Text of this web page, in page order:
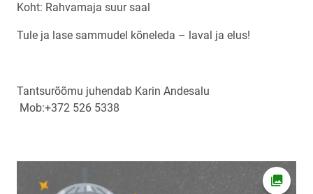
Koht: Rahvamaja suur saal
Tule ja lase sammudel kõneleda – laval ja elus!
Tantsurõõmu juhendab Karin Andesalu
Mob:+372 526 5338
Ava